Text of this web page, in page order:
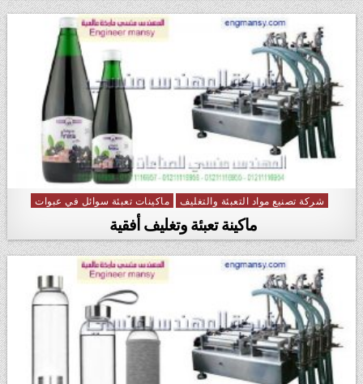
Posted in
شركة تصنيع مواد التعبئة والتغليف ماكينات تعبئة سوائل في عبوات
ماكينة تعبئة وتغليف أفقية